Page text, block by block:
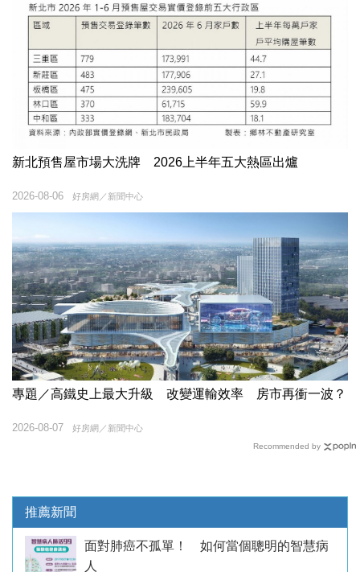
新北預售屋市場大洗牌 2026上半年五大熱區出爐
好房網／新聞中心
2026-08-06
專題／高鐵史上最大升級 改變運輸效率 房市再衝一波？
好房網／新聞中心
2026-08-07
Recommended by
推薦新聞
面對肺癌不孤單！ 如何當個聰明的智慧病
人